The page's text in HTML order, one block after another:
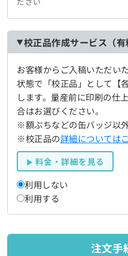
校正品作成サービス（有
お客様からご入稿いただい
状態で「校正品」として【
します。量産前に印刷の仕
合はお選びください。
※額ぷちなどの缶バッジ以
※校正品の詳細については
料金・詳細を見る
利用しない
利用する
注文手